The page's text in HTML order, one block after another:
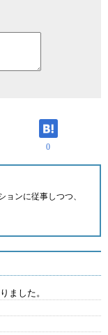
0
ョンに従事しつつ、
ました。